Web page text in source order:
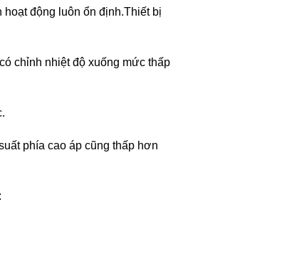
động luôn ổn định.Thiết bị
chỉnh nhiệt độ xuống mức thấp
phía cao áp cũng thấp hơn